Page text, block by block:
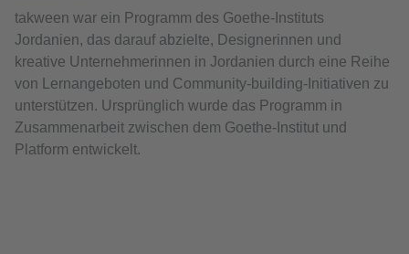
takween war ein Programm des Goethe-Instituts
Jordanien, das darauf abzielte, Designerinnen und
kreative Unternehmerinnen in Jordanien durch eine Reihe
von Lernangeboten und Community-building-Initiativen zu
unterstützen. Ursprünglich wurde das Programm in
Zusammenarbeit zwischen dem Goethe-Institut und
Platform entwickelt.